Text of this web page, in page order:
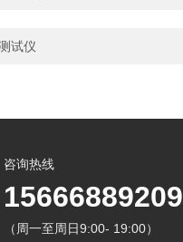
试仪
咨询热线
15666889209
（周一至周日9:00- 19:00）